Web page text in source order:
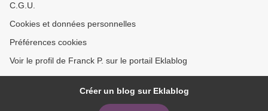
C.G.U.
Cookies et données personnelles
Préférences cookies
Voir le profil de Franck P. sur le portail Eklablog
Créer un blog sur Eklablog